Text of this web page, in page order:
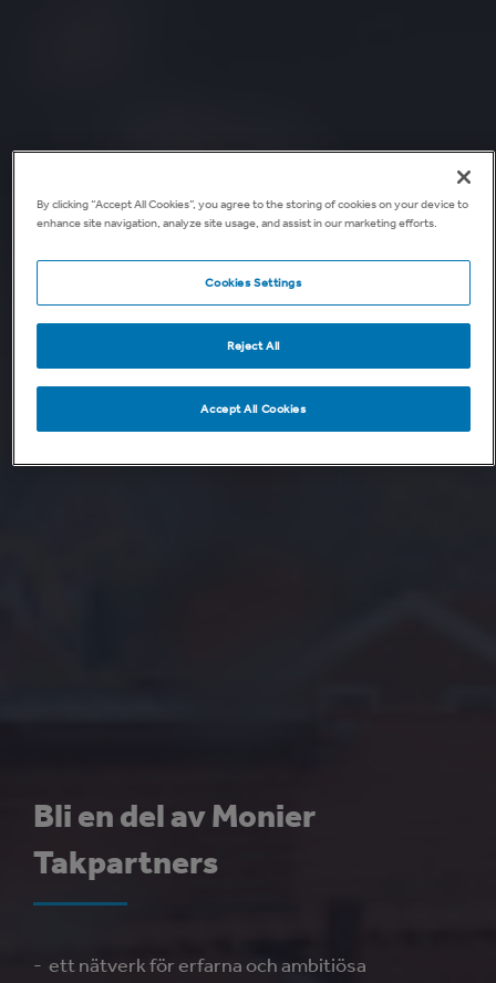
Bli en del av Monier
Takpartners
- ett nätverk för erfarna och ambitiösa
By clicking “Accept All Cookies”, you agree to the storing of cookies on your device to
enhance site navigation, analyze site usage, and assist in our marketing efforts.
Cookies Settings
Reject All
Accept All Cookies